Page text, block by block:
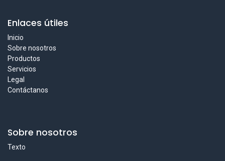
Enlaces útiles
Inicio
Sobre nosotros
Productos
Servicios
Legal
Contáctanos
Sobre nosotros
Texto